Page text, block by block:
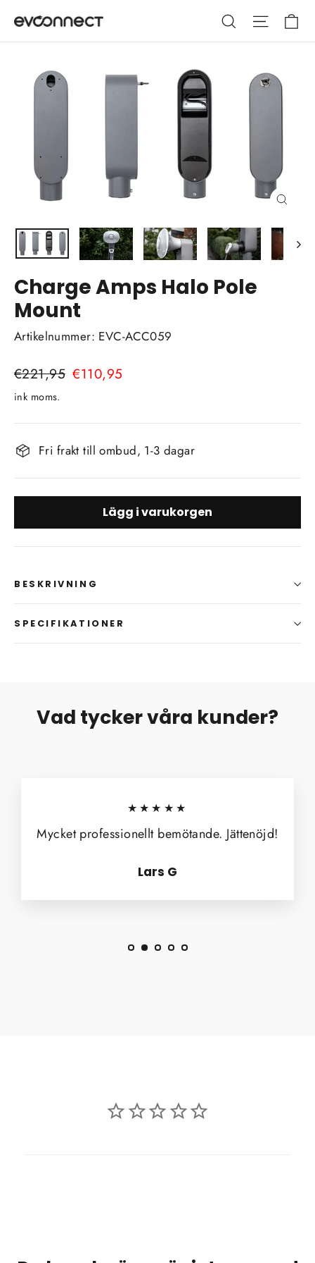
innehållet
Sök
Charge Amps Halo Pole
Mount
Artikelnummer: EVC-ACC059
Vanligt
pris
€221,95 Försäljningspris
€110,95
ink moms.
Fri frakt till ombud, 1-3 dagar
Lägg i varukorgen
BESKRIVNING
SPECIFIKATIONER
Vad tycker våra kunder?
★★★★★
Mycket professionellt bemötande. Jättenöjd!
Lars G